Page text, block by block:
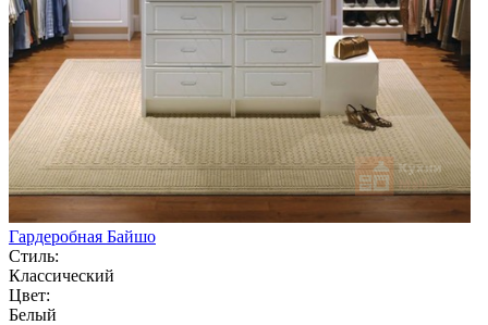
Гардеробная Байшо
Стиль:
Классический
Цвет:
Белый